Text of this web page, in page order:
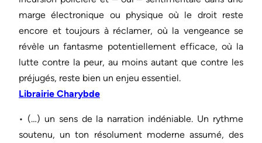
marge électronique ou physique où le droit reste
encore et toujours à réclamer, où la vengeance se
révèle un fantasme potentiellement efficace, où la
lutte contre la peur, au moins autant que contre les
préjugés, reste bien un enjeu essentiel.
Librairie Charybde
• (…) un sens de la narration indéniable. Un rythme
soutenu, un ton résolument moderne assumé, des